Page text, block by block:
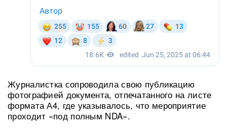
Журналистка сопроводила свою публикацию
фотографией документа, отпечатанного на листе
формата А4, где указывалось, что мероприятие
проходит «под полным NDA».